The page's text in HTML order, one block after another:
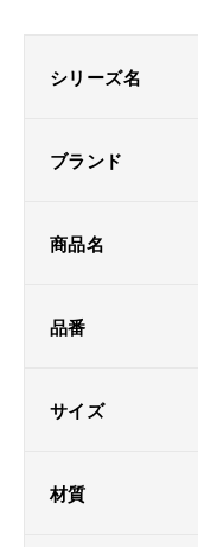
シリーズ名
ブランド
商品名
品番
サイズ
材質